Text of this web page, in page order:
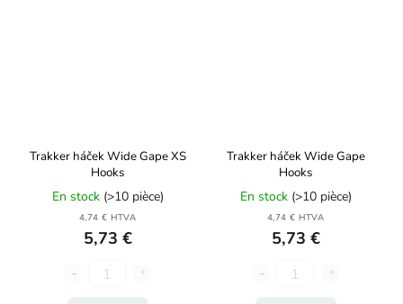
Trakker háček Wide Gape XS
Hooks
En stock (>10 pièce)
4,74 € HTVA
5,73 €
Trakker háček Wide Gape
Hooks
En stock (>10 pièce)
4,74 € HTVA
5,73 €